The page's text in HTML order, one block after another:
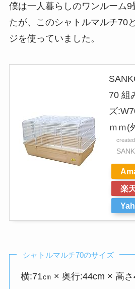
僕は一人暮らしのワンルーム9
たが、このシャトルマルチ70
ジを使っていました。
70 組
ズ
ｍｍ(
楽
シャトルマルチ70のサイズ
横:71㎝ × 奥行:44cm × 高